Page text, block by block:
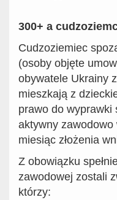
300+ a
Cudzoziemiec
(osoby objęte
obywatel e Ukrainy
mieszkają z
prawo do wyprawki
aktywny
miesiąc złożenia
Z obowiązku
zawodowej zostali
którzy: